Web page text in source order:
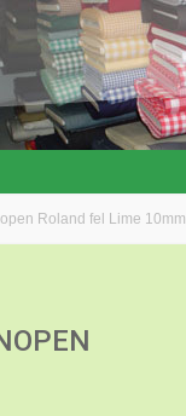
Roland fel Lime 10mm